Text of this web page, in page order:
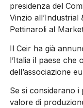
presidenza del
Vinzio all’Industrial
Pettinaroli al
Il Ceir ha già
l’Italia il paese che
dell’associazione
Se si considerano i
valore di